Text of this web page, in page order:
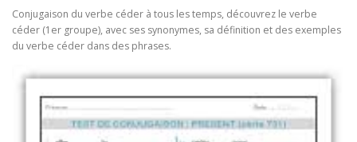
Conjugaison du verbe céder à tous les temps, découvrez le verbe
céder (1er groupe), avec ses synonymes, sa définition et des exemples
du verbe céder dans des phrases.